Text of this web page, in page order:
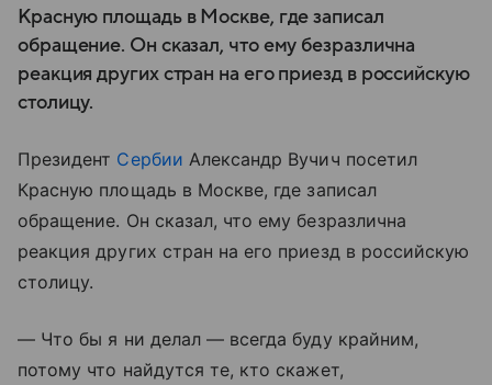
Красную площадь в Москве, где записал
обращение. Он сказал, что ему безразлична
реакция других стран на его приезд в российскую
столицу.
Президент Сербии Александр Вучич посетил
Красную площадь в Москве, где записал
обращение. Он сказал, что ему безразлична
реакция других стран на его приезд в российскую
столицу.
— Что бы я ни делал — всегда буду крайним,
потому что найдутся те, кто скажет,